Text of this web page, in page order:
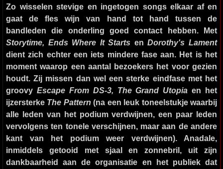
Zo wisselen stevige en ingetogen songs elkaar af en
gaat de fles wijn van hand tot hand tussen de
bandleden die onderling goed contact hebben. Met
Storytime, Ends Where It Starts enDorothy's Lament
dient zich echter een iets mindere fase aan. Het is het
moment waarop een aantal bezoekers het voor gezien
houdt. Zij missen dan wel een sterke eindfase met het
groovy Escape From DS-3, The Grand Utopia en het
ijzersterke The Pattern (na een leuk toneelstukje waarbij
alle leden van het podium verdwijnen, een paar leden
vervolgens ten tonele verschijnen, maar aan de andere
kant van het podium weer verdwijnen). Anadale,
inmiddels getooid met sjaal en zonnebril, uit zijn
dankbaarheid aan de organisatie en het publiek dat